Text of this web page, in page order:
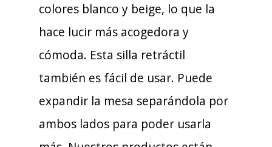
colores blanco y beige, lo que la
hace lucir más acogedora y
cómoda. Esta silla retráctil
también es fácil de usar. Puede
expandir la mesa separándola por
ambos lados para poder usarla